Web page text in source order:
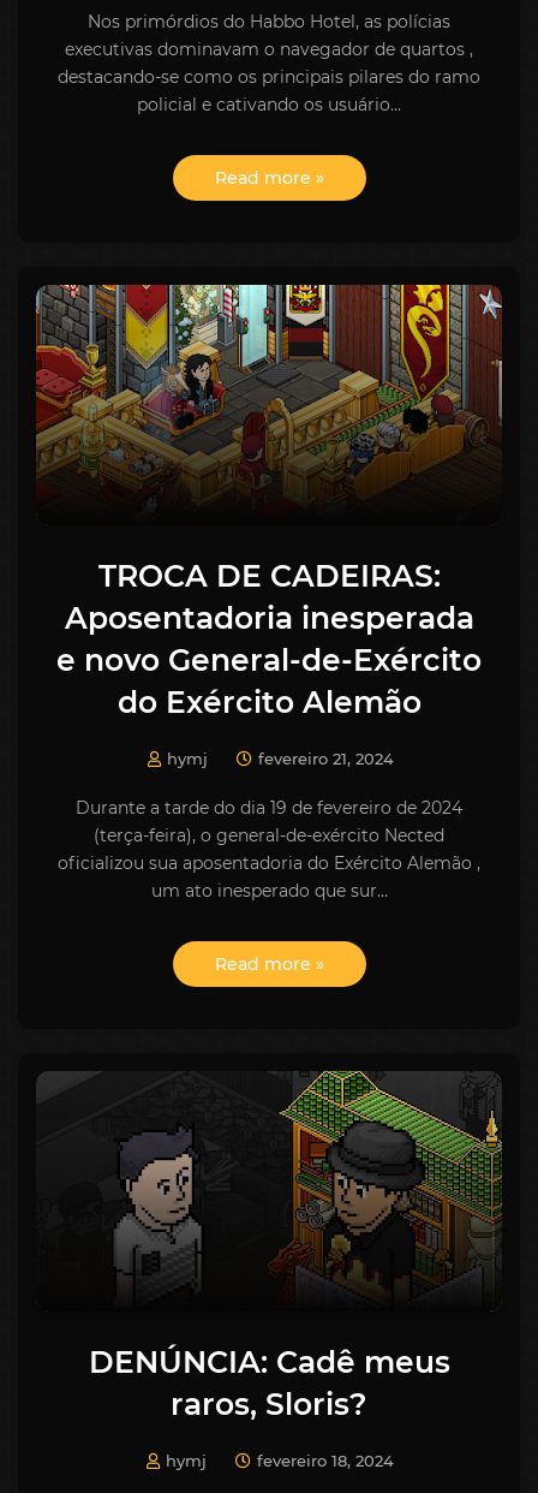
Nos primórdios do Habbo Hotel, as polícias
executivas dominavam o navegador de quartos ,
destacando-se como os principais pilares do ramo
policial e cativando os usuário…
Read more »
TROCA DE CADEIRAS:
Aposentadoria inesperada
e novo General-de-Exército
do Exército Alemão
hymj fevereiro 21, 2024
Durante a tarde do dia 19 de fevereiro de 2024
(terça-feira), o general-de-exército Nected
oficializou sua aposentadoria do Exército Alemão ,
um ato inesperado que sur…
Read more »
DENÚNCIA: Cadê meus
raros, Sloris?
hymj fevereiro 18, 2024